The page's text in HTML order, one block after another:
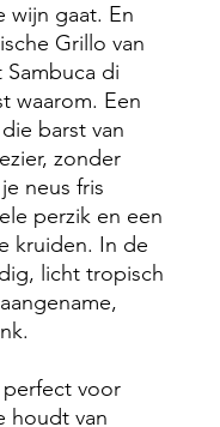
wijn gaat. En
Grillo van
Sambuca di
waarom. Een
barst van
zonder
neus fris
perzik en een
kruiden. In de
licht tropisch
perfect voor
houdt van